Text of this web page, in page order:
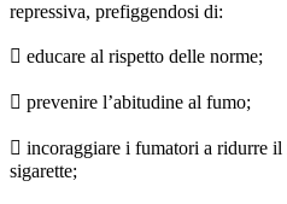
repressiva, prefiggendosi di:
 educare al rispetto delle norme;
 prevenire l’abitudine al fumo;
 incoraggiare i fumatori a ridurre
sigarette;